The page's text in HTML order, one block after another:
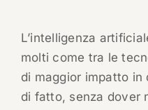
L’intelligenza
molti come tra le
di maggior impatto
di fatto, senza dover